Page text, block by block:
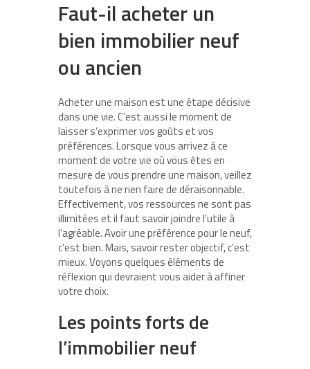
Faut-il acheter un
bien immobilier neuf
ou ancien
Acheter une maison est une étape décisive
dans une vie. C’est aussi le moment de
laisser s’exprimer vos goûts et vos
préférences. Lorsque vous arrivez à ce
moment de votre vie où vous êtes en
mesure de vous prendre une maison, veillez
toutefois à ne rien faire de déraisonnable.
Effectivement, vos ressources ne sont pas
illimitées et il faut savoir joindre l’utile à
l’agréable. Avoir une préférence pour le neuf,
c’est bien. Mais, savoir rester objectif, c’est
mieux. Voyons quelques éléments de
réflexion qui devraient vous aider à affiner
votre choix.
Les points forts de
l’immobilier neuf